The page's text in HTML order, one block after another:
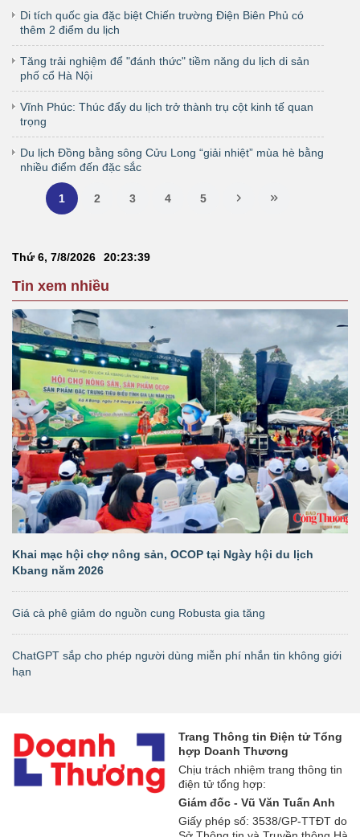
Di tích quốc gia đặc biệt Chiến trường Điện Biên Phủ có
thêm 2 điểm du lịch
Tăng trải nghiệm để "đánh thức" tiềm năng du lịch di sản
phố cổ Hà Nội
Vĩnh Phúc: Thúc đẩy du lịch trở thành trụ cột kinh tế quan
trọng
Du lịch Đồng bằng sông Cửu Long “giải nhiệt” mùa hè bằng
nhiều điểm đến đặc sắc
1 2 3 4 5
Thứ 6, 7/8/2026 20:23:39
Tin xem nhiều
Khai mạc hội chợ nông sản, OCOP tại Ngày hội du lịch
Kbang năm 2026
Giá cà phê giảm do nguồn cung Robusta gia tăng
ChatGPT sắp cho phép người dùng miễn phí nhắn tin không giới
hạn
Trang Thông tin Điện tử Tổng
hợp Doanh Thương
Chịu trách nhiệm trang thông tin
điện tử tổng hợp:
Giám đốc - Vũ Văn Tuấn Anh
Giấy phép số: 3538/GP-TTĐT do